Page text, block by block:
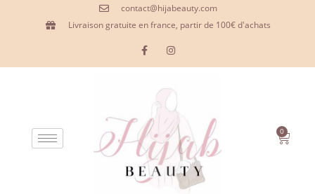
contact@hijabeauty.com
Livraison gratuite en france, partir de 100€ d'achats
0